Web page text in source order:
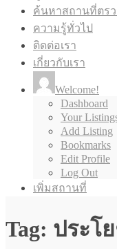
ค้นหาสถานที่ตรว
ความรู้ทั่วไป
ติดต่อเรา
เกี่ยวกับเรา
Welcome!
Dashboard
Your
Add Listing
Bookmarks
Edit Profile
Log Out
เพิ่มสถานที่
Tag: ประโ